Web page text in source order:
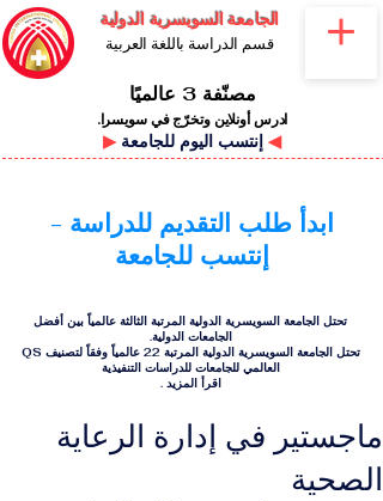
الجامعة السويسرية الدولية
قسم الدراسة باللغة العربية
مصنّفة 3 عالميًا
ادرس أونلاين وتخرّج في سويسرا.
▶ ◀
ابدأ طلب التقديم للدراسة -
إنتسب للجامعة
تحتل الجامعة السويسرية الدولية المرتبة الثالثة عالمياً بين أفضل
الجامعات الدولية.
تحتل الجامعة السويسرية الدولية المرتبة 22 عالمياً وفقاً لتصنيف QS
العالمي للجامعات للدراسات التنفيذية
اقرأ المزيد .
ماجستير في إدارة الرعاية
الصحية